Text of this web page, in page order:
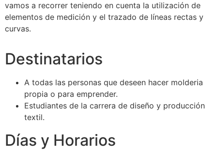
vamos a recorrer teniendo en cuenta la utilización de
elementos de medición y el trazado de líneas rectas y
curvas.
Destinatarios
A todas las personas que deseen hacer molderia
propia o para emprender.
Estudiantes de la carrera de diseño y producción
textil.
Días y Horarios